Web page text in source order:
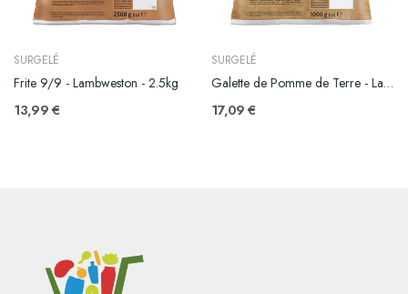
SURGELÉ
Frite 9/9 - Lambweston - 2.5kg
13,99 €
SURGELÉ
Galette de Pomme de Terre - Lambweston - 2.5Kg
17,09 €